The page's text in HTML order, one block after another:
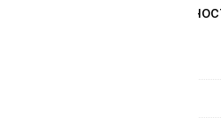
Не упустите